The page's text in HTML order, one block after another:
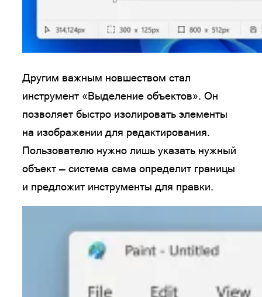
Другим важным новшеством стал
инструмент «Выделение объектов». Он
позволяет быстро изолировать элементы
на изображении для редактирования.
Пользователю нужно лишь указать нужный
объект — система сама определит границы
и предложит инструменты для правки.